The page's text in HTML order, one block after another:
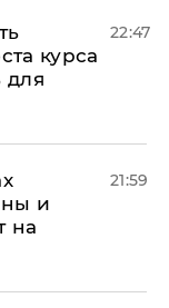
курса
для
22:47
и
на
21:59